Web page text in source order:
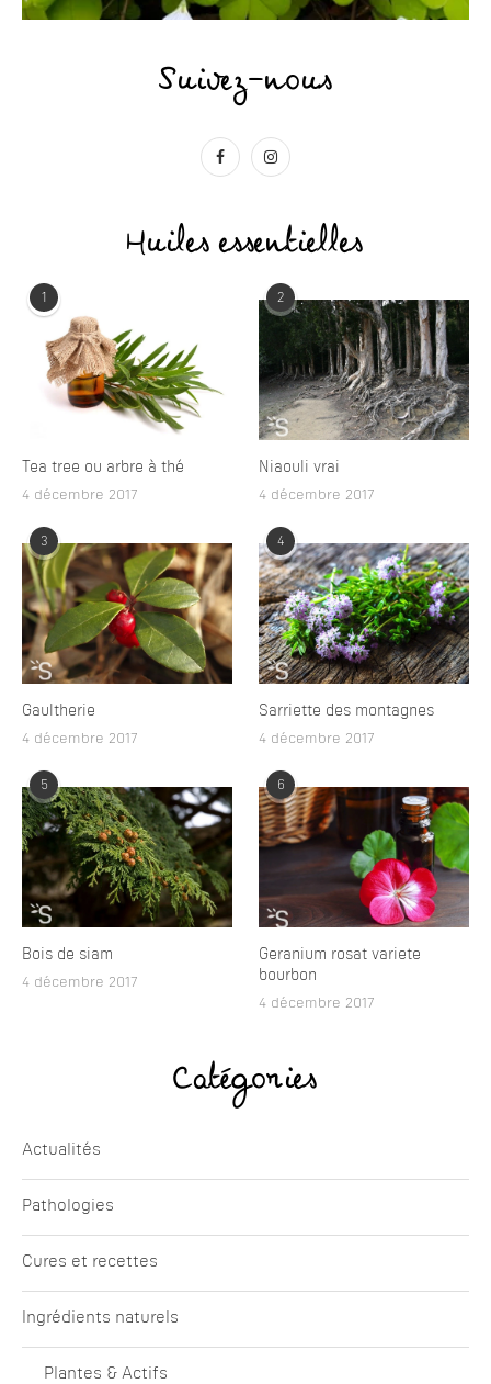
Suivez-nous
Huiles essentielles
Tea tree ou arbre à thé
4 décembre 2017
2
Niaouli vrai
4 décembre 2017
3
Gaultherie
4 décembre 2017
4
Sarriette des montagnes
4 décembre 2017
5
Bois de siam
4 décembre 2017
6
Geranium rosat variete
bourbon
4 décembre 2017
Catégories
Actualités
Pathologies
Cures et recettes
Ingrédients naturels
Plantes & Actifs